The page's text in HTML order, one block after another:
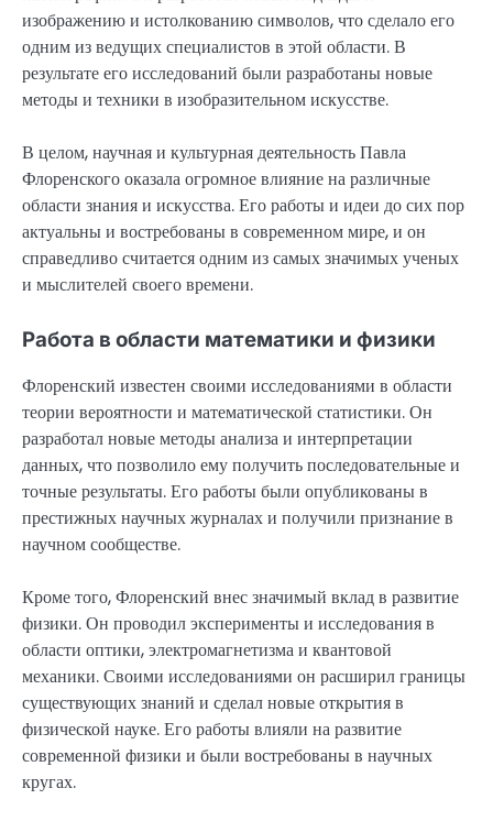
изображению и истолкованию символов, что сделало его
одним из ведущих специалистов в этой области. В
результате его исследований были разработаны новые
методы и техники в изобразительном искусстве.
В целом, научная и культурная деятельность Павла
Флоренского оказала огромное влияние на различные
области знания и искусства. Его работы и идеи до сих пор
актуальны и востребованы в современном мире, и он
справедливо считается одним из самых значимых ученых
и мыслителей своего времени.
Работа в области математики и физики
Флоренский известен своими исследованиями в области
теории вероятности и математической статистики. Он
разработал новые методы анализа и интерпретации
данных, что позволило ему получить последовательные и
точные результаты. Его работы были опубликованы в
престижных научных журналах и получили признание в
научном сообществе.
Кроме того, Флоренский внес значимый вклад в развитие
физики. Он проводил эксперименты и исследования в
области оптики, электромагнетизма и квантовой
механики. Своими исследованиями он расширил границы
существующих знаний и сделал новые открытия в
физической науке. Его работы влияли на развитие
современной физики и были востребованы в научных
кругах.